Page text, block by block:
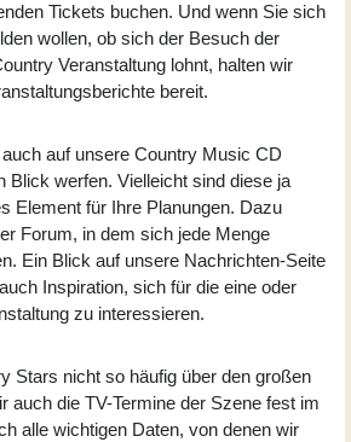
Tickets buchen. Und wenn Sie sich
wollen, ob sich der Besuch der
Veranstaltung lohnt, halten wir
bereit.
auf unsere Country Music CD
Blick werfen. Vielleicht sind diese ja
Element für Ihre Planungen. Dazu
Forum, in dem sich jede Menge
Ein Blick auf unsere Nachrichten-Seite
Inspiration, sich für die eine oder
zu interessieren.
Stars nicht so häufig über den großen
auch die TV-Termine der Szene fest im
alle wichtigen Daten, von denen wir